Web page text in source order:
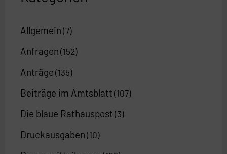
Allgemein (7)
Anfragen (152)
Anträge (135)
Beiträge im Amtsblatt (107)
Die blaue Rathauspost (3)
Druckausgaben (10)